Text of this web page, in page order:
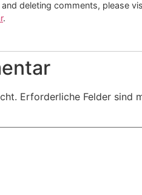
deleting comments, please
.
Erforderliche Felder sind